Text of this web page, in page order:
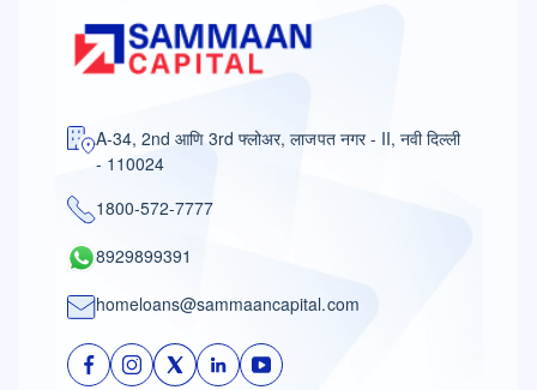
A-34, 2nd आणि 3rd फ्लोअर, लाजपत नगर - II, नवी दिल्ली
- 110024
1800-572-7777
8929899391
homeloans@sammaancapital.com